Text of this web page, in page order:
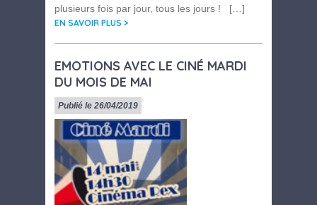
plusieurs fois par jour, tous les jours ! […]
EN SAVOIR PLUS >
EMOTIONS AVEC LE CINÉ MARDI
DU MOIS DE MAI
Publié le 26/04/2019